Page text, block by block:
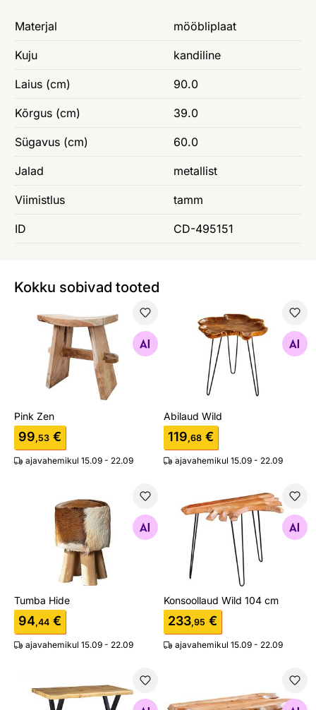
Materjal mööbliplaat
Kuju kandiline
Laius (cm) 90.0
Kõrgus (cm) 39.0
Sügavus (cm) 60.0
Jalad metallist
Viimistlus tamm
ID CD-495151
Kokku sobivad tooted
Pink Zen
Otsi sarnaseid
Pink Zen
99,53 €
ajavahemikul 15.09 - 22.09
Abilaud Wild
Otsi sarnaseid
Abilaud Wild
119,68 €
ajavahemikul 15.09 - 22.09
Tumba Hide
Otsi sarnaseid
Tumba Hide
94,44 €
ajavahemikul 15.09 - 22.09
Konsoollaud Wild 104 cm
Otsi sarnaseid
Konsoollaud Wild 104 cm
233,95 €
ajavahemikul 15.09 - 22.09
Baarilaud Wild Diivanilaud Wild 100x41 cm